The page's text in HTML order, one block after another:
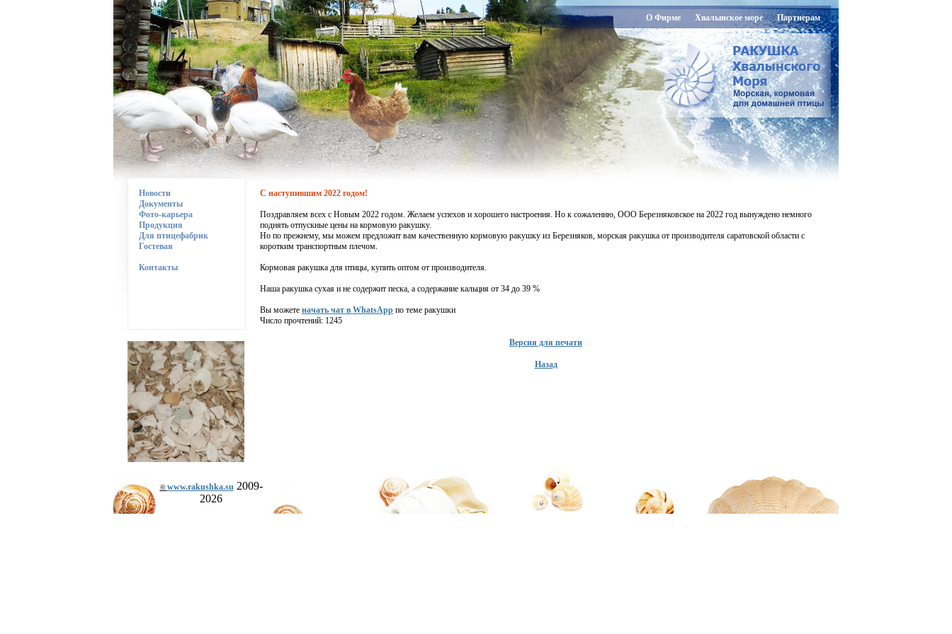
О Фирме Хвалынское море Партнерам
Новости
Документы
Фото-карьера
Продукция
Для птицефабрик
Гостевая
Контакты
С наступившим 2022 годом!
Поздравляем всех с Новым 2022 годом. Желаем успехов и хорошего настроения. Но к сожалению, ООО Березняковское на 2022 год вынуждено немного
поднять отпускные цены на кормовую ракушку.
Но по прежнему, мы можем предложит вам качественную кормовую ракушку из Березняков, морская ракушка от производителя саратовской области с
коротким транспортным плечом.
Кормовая ракушка для птицы, купить оптом от производителя.
Наша ракушка сухая и не содержит песка, а содержание кальция от 34 до 39 %
Вы можете начать чат в WhatsApp по теме ракушки
Число прочтений: 1245
Версия для печати
Назад
©www.rakushka.su 2009-
2026